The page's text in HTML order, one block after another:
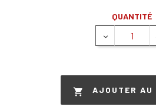
QUANTITÉ
 AJOUTER AU